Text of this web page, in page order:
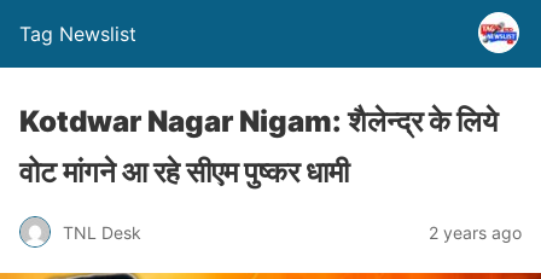
Tag Newslist
Kotdwar Nagar Nigam: शैलेन्द्र के लिये
वोट मांगने आ रहे सीएम पुष्कर धामी
TNL Desk 2 years ago